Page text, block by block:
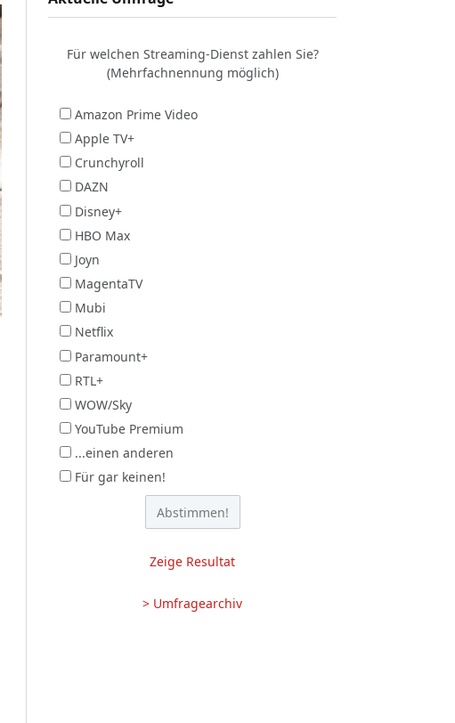
Für welchen Streaming-Dienst zahlen Sie?
(Mehrfachnennung möglich)
Amazon Prime Video
Apple TV+
Crunchyroll
DAZN
Disney+
HBO Max
Joyn
MagentaTV
Mubi
Netflix
Paramount+
RTL+
WOW/Sky
YouTube Premium
...einen anderen
Für gar keinen!
Zeige Resultat
> Umfragearchiv